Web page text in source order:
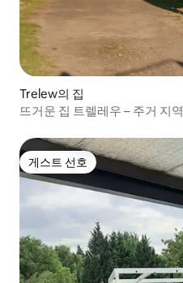
Trelew의 집
뜨거운 집 트렐레우 – 주거 지역
게스트 선호
게스트 선호